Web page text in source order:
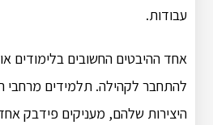
עבודות.
אחד ההיבטים החשובים בלימודים
להתחבר לקהילה. תלמידים
היצירות שלהם, מעניקים פידבק